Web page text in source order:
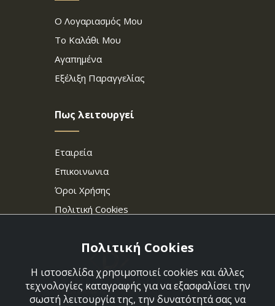
Ο Λογαριασμός Μου
Το Καλάθι Μου
Αγαπημένα
Εξέλιξη Παραγγελίας
Πως λειτουργεί
Εταιρεία
Επικοινωνια
Όροι Χρήσης
Πολιτική Cookies
Πολιτική Cookies
Η ιστοσελίδα χρησιμοποιεί cookies και άλλες
τεχνολογίες καταγραφής για να εξασφαλίσει την
σωστή λειτουργία της, την δυνατότητά σας να